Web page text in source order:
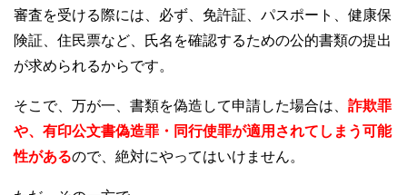
審査を受ける際には、必ず、免許証、パスポート、健康保
険証、住民票など、氏名を確認するための公的書類の提出
が求められるからです。
そこで、万が一、書類を偽造して申請した場合は、 詐欺罪
や、有印公文書偽造罪・同行使罪が適用されてしまう可能
性があるので、絶対にやってはいけません。